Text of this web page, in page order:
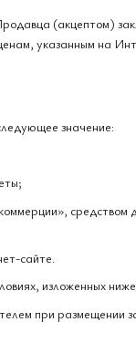
(акцептом)
указанным на
значение:
сайте.
изложенных
при размещении